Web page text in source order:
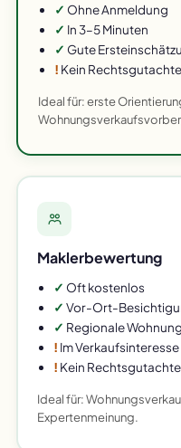
✓ Ohne Anmeldung
✓ In 3–5 Minuten
✓ Gute
! Kein
Ideal für: erste
Maklerbewertung
✓ Oft kostenlos
✓ Vor-Ort-
✓ Regionale
! Im Verkaufsinteresse
! Kein
Ideal für:
Expertenmeinung.